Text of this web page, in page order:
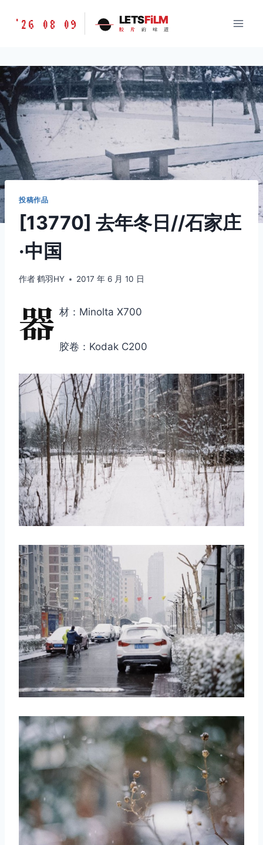
胶
味
道
LETSFILM
'26 08 09 LETSFiLM
胶 片 的 味 道
投稿作品
[13770] 去年冬日//石家庄
·中国
作者鹤羽HY 2017 年 6 月 10 日
器 材：Minolta X700
胶卷：Kodak C200